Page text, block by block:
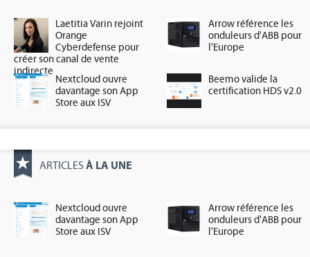
Laetitia Varin rejoint
Orange
Cyberdefense pour
créer son canal de vente
indirecte
Arrow référence les
onduleurs d'ABB pour
l'Europe
Nextcloud ouvre
davantage son App
Store aux ISV
Beemo valide la
certification HDS v2.0
ARTICLES À LA UNE
Nextcloud ouvre
davantage son App
Store aux ISV
Arrow référence les
onduleurs d'ABB pour
l'Europe